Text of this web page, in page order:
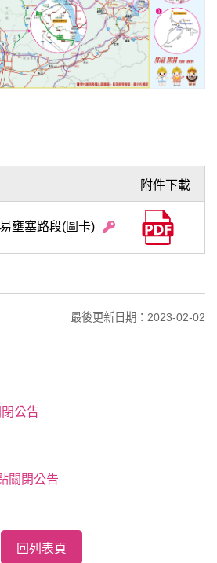
附件下載
壅塞路段(圖卡)
最後更新日期：2023-02-02
公告
關閉公告
回列表頁